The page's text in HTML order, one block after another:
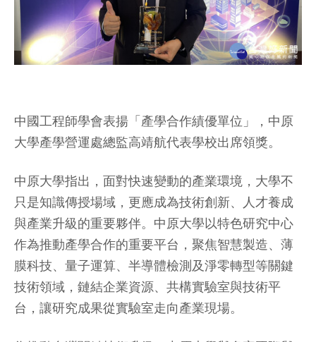
中國工程師學會表揚「產學合作績優單位」，中原
大學產學營運處總監高靖航代表學校出席領獎。
中原大學指出，面對快速變動的產業環境，大學不
只是知識傳授場域，更應成為技術創新、人才養成
與產業升級的重要夥伴。中原大學以特色研究中心
作為推動產學合作的重要平台，聚焦智慧製造、薄
膜科技、量子運算、半導體檢測及淨零轉型等關鍵
技術領域，鏈結企業資源、共構實驗室與技術平
台，讓研究成果從實驗室走向產業現場。